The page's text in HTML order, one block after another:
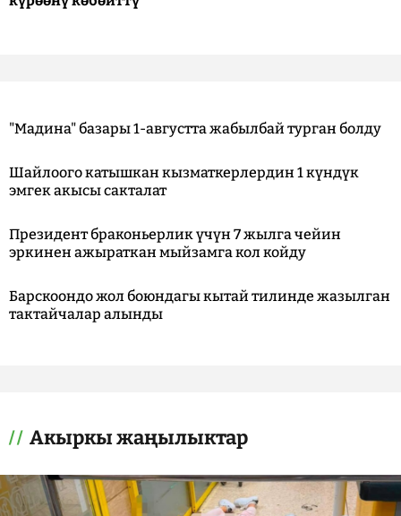
"Мадина" базары 1-августта жабылбай турган болду
Шайлоого катышкан кызматкерлердин 1 күндүк
эмгек акысы сакталат
Президент браконьерлик үчүн 7 жылга чейин
эркинен ажыраткан мыйзамга кол койду
Барскоондо жол боюндагы кытай тилинде жазылган
тактайчалар алынды
Акыркы жаңылыктар